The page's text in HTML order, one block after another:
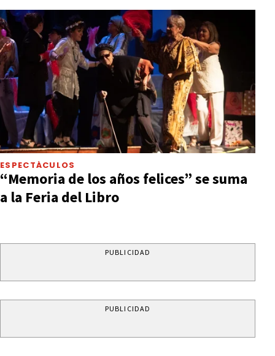
ESPECTÁCULOS
“Memoria de los años felices” se suma
a la Feria del Libro
PUBLICIDAD
PUBLICIDAD